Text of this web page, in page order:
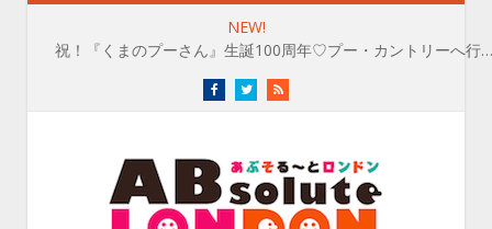
NEW!
祝！『くまのプーさん』生誕100周年♡プー・カントリーへ行こう♪
FacebookTwitterRSS